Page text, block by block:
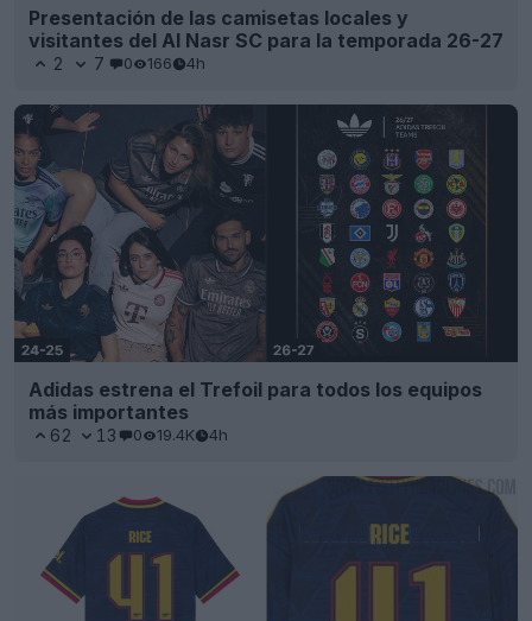
Presentación de las camisetas locales y
visitantes del Al Nasr SC para la temporada 26-27
2 7 0 166 4h
Adidas estrena el Trefoil para todos los equipos
más importantes
62 13 0 19.4K 4h